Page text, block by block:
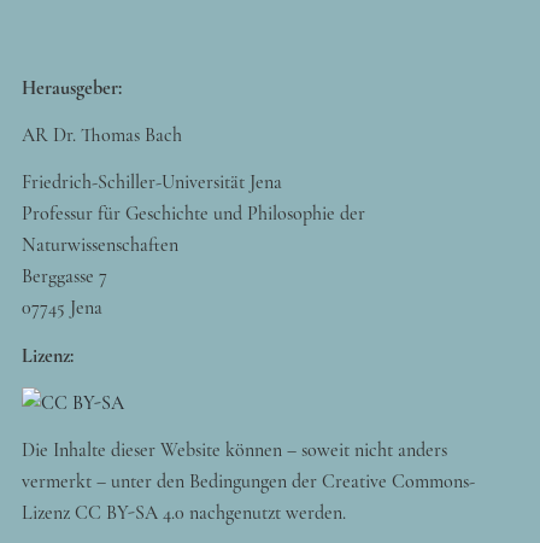
Herausgeber:
AR Dr. Thomas Bach
Friedrich-Schiller-Universität Jena
Professur für Geschichte und Philosophie der
Naturwissenschaften
Berggasse 7
07745 Jena
Lizenz:
Die Inhalte dieser Website können – soweit nicht anders
vermerkt – unter den Bedingungen der Creative Commons-
Lizenz CC BY-SA 4.0 nachgenutzt werden.